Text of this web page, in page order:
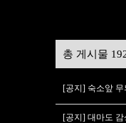
총 게시물
[공지] 숙소앞
[공지] 대마도